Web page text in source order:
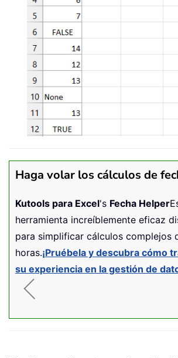
Haga volar los cálculos de
Kutools para Excel's Fecha Helper
herramienta increíblemente eficaz
para simplificar cálculos complejos
horas.¡Pruébela y descubra cómo
su experiencia en la gestión de